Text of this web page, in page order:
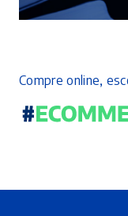
Compre online,